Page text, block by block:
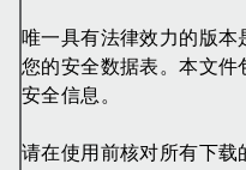
唯一具有法律效力的版
您的安全数据表。本文
安全信息。
请在使用前核对所有下